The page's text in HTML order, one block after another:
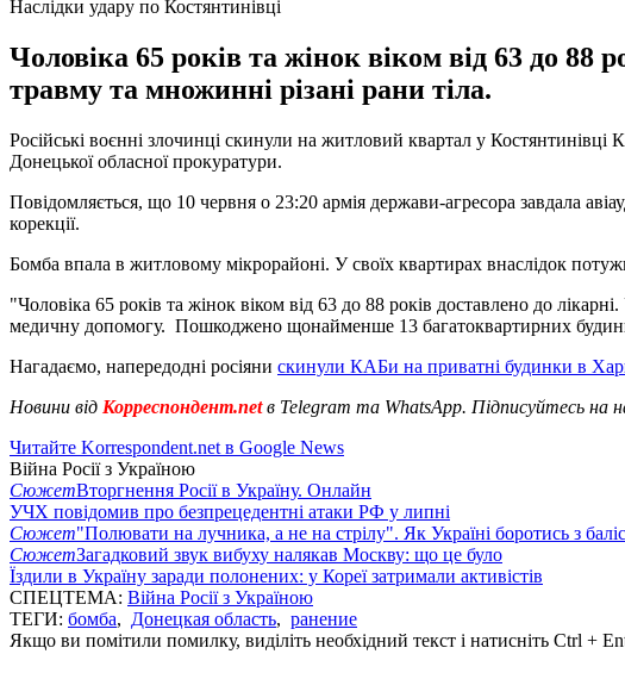
Наслідки удару по Костянтинівці
Чоловіка 65 років та жінок віком від 63 до 88
травму та множинні різані рани тіла.
Російські воєнні злочинці скинули на житловий квартал у
Донецької обласної прокуратури.
Повідомляється, що 10 червня о 23:20 армія держави-агресора завдала
корекції.
Бомба впала в житловому мікрорайоні. У своїх квартирах внаслідок
"Чоловіка 65 років та жінок віком від 63 до 88 років доставлено до
медичну допомогу. Пошкоджено щонайменше 13 багатоквартирних
Нагадаємо, напередодні росіяни скинули КАБи на приватні будинки в
Новини від Корреспондент.netв Telegram та WhatsApp. Підписуйтесь на
Читайте Korrespondent.net в Google News
Війна Росії з Україною
СюжетВторгнення Росії в Україну. Онлайн
УЧХ повідомив про безпрецедентні атаки РФ у липні
Сюжет"Полювати на лучника, а не на стрілу". Як Україні боротись з
СюжетЗагадковий звук вибуху налякав Москву: що це було
Їздили в Україну заради полонених: у Кореї затримали активістів
СПЕЦТЕМА: Війна Росії з Україною
ТЕГИ: бомба, Донецкая область, ранение
Якщо ви помітили помилку, виділіть необхідний текст і натисніть Ctrl +